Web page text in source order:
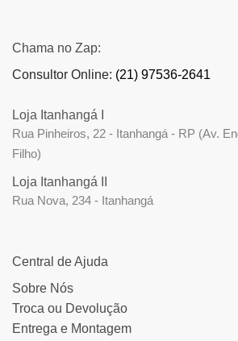
Chama no Zap:
Consultor Online: (21) 97536-2641
Loja Itanhangá I
Rua Pinheiros, 22 - Itanhangá - RP (Av.
Filho)
Loja Itanhangá II
Rua Nova, 234 - Itanhangá
Central de Ajuda
Sobre Nós
Troca ou Devolução
Entrega e Montagem